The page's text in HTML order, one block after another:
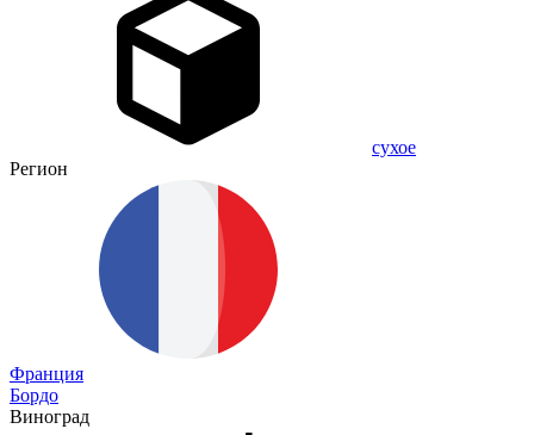
сухое
Регион
Франция
Бордо
Виноград